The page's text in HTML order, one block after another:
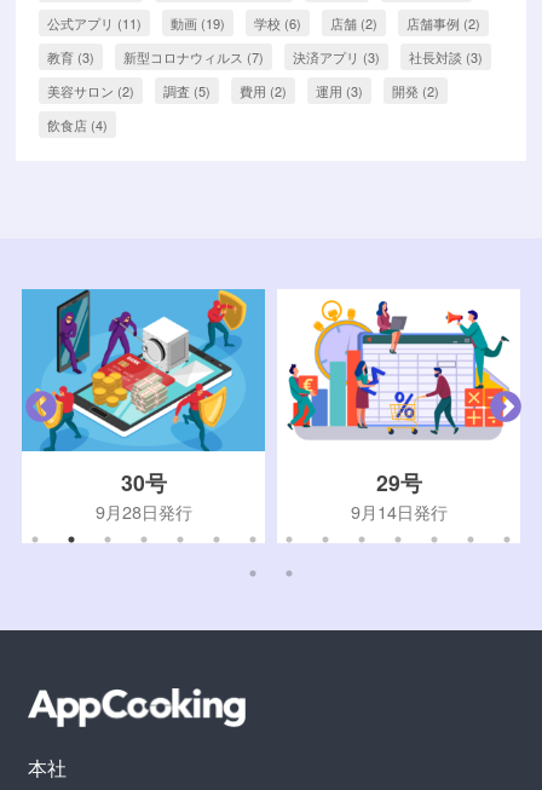
公式アプリ (11) 動画 (19) 学校 (6) 店舗 (2) 店舗事例 (2)
教育 (3) 新型コロナウィルス (7) 決済アプリ (3) 社長対談 (3)
美容サロン (2) 調査 (5) 費用 (2) 運用 (3) 開発 (2)
飲食店 (4)
30号
9月28日発行
29号
9月14日発行
本社